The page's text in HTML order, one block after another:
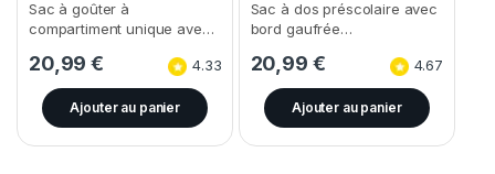
Sac à goûter à
compartiment unique ave…
20,99€ 4.33
Ajouter au panier
Sac à dos préscolaire avec
bord gaufrée…
20,99 € 4.67
Ajouter au panier